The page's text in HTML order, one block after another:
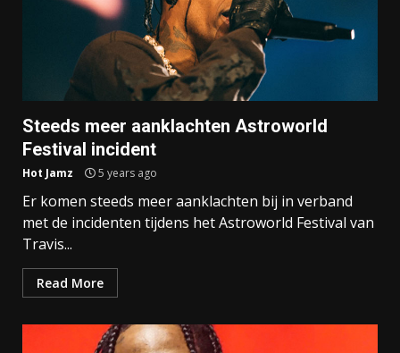
Steeds meer aanklachten Astroworld
Festival incident
Hot Jamz 5 years ago
Er komen steeds meer aanklachten bij in verband
met de incidenten tijdens het Astroworld Festival van
Travis...
Read More